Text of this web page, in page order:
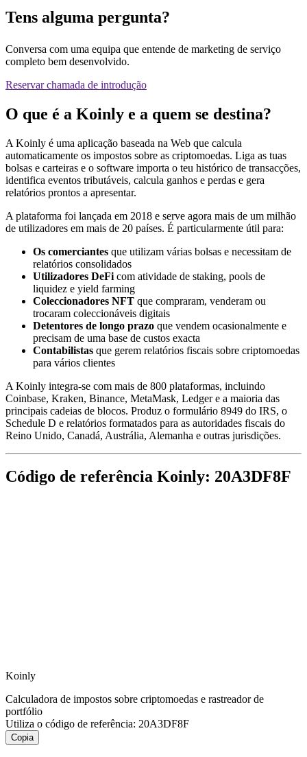
Tens alguma pergunta?
Conversa com uma equipa que entende de marketing de serviço
completo bem desenvolvido.
Reservar chamada de introdução
O que é a Koinly e a quem se destina?
A Koinly é uma aplicação baseada na Web que calcula
automaticamente os impostos sobre as criptomoedas. Liga as tuas
bolsas e carteiras e o software importa o teu histórico de transacções,
identifica eventos tributáveis, calcula ganhos e perdas e gera
relatórios prontos a apresentar.
A plataforma foi lançada em 2018 e serve agora mais de um milhão
de utilizadores em mais de 20 países. É particularmente útil para:
Os comerciantes que utilizam várias bolsas e necessitam de
relatórios consolidados
Utilizadores DeFi com atividade de staking, pools de
liquidez e yield farming
Coleccionadores NFT que compraram, venderam ou
trocaram coleccionáveis digitais
Detentores de longo prazo que vendem ocasionalmente e
precisam de uma base de custos exacta
Contabilistas que gerem relatórios fiscais sobre criptomoedas
para vários clientes
A Koinly integra-se com mais de 800 plataformas, incluindo
Coinbase, Kraken, Binance, MetaMask, Ledger e a maioria das
principais cadeias de blocos. Produz o formulário 8949 do IRS, o
Schedule D e relatórios formatados para as autoridades fiscais do
Reino Unido, Canadá, Austrália, Alemanha e outras jurisdições.
Código de referência Koinly: 20A3DF8F
Koinly
Calculadora de impostos sobre criptomoedas e rastreador de
portfólio
Utiliza o código de referência: 20A3DF8F
Copia